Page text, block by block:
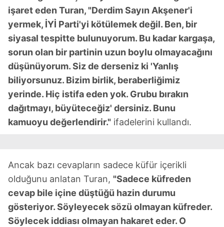
hazırlanmış Aydınlatma Metnimizi okumak ve sitemizde
ilgili mevzuata uygun olarak kullanılan çerezlerle ilgili bilgi
almak için lütfentıklayınız.
işaret eden Turan, "Derdim Sayın Akşener'i
yermek, İYİ Parti'yi kötülemek değil. Ben, bir
siyasal tespitte bulunuyorum. Bu kadar kargaşa,
sorun olan bir partinin uzun boylu olmayacağını
düşünüyorum. Siz de derseniz ki 'Yanlış
biliyorsunuz. Bizim birlik, beraberliğimiz
yerinde. Hiç istifa eden yok. Grubu bırakın
dağıtmayı, büyüteceğiz' dersiniz. Bunu
kamuoyu değerlendirir." ifadelerini kullandı.
Ancak bazı cevapların sadece küfür içerikli
olduğunu anlatan Turan, "Sadece küfreden
cevap bile içine düştüğü hazin durumu
gösteriyor. Söyleyecek sözü olmayan küfreder.
Söylecek iddiası olmayan hakaret eder. O